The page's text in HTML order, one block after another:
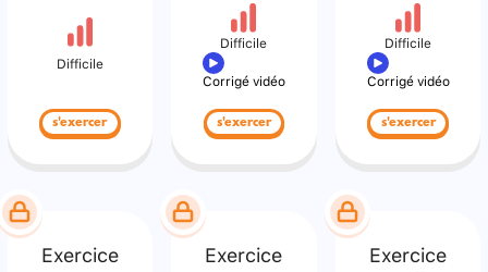
Difficile
s'exercer
Difficile
Corrigé vidéo
s'exercer
Difficile
Corrigé vidéo
s'exercer
Exercice Exercice Exercice